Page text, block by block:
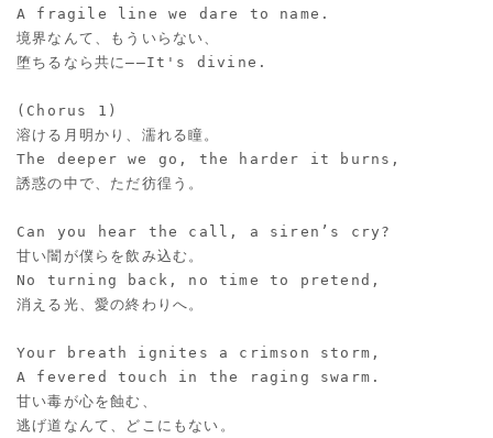
A fragile line we dare to name.
境界なんて、もういらない、
堕ちるなら共に――It's divine.
(Chorus 1)
溶ける月明かり、濡れる瞳。
The deeper we go, the harder it burns,
誘惑の中で、ただ彷徨う。
Can you hear the call, a siren’s cry?
甘い闇が僕らを飲み込む。
No turning back, no time to pretend,
消える光、愛の終わりへ。
Your breath ignites a crimson storm,
A fevered touch in the raging swarm.
甘い毒が心を蝕む、
逃げ道なんて、どこにもない。